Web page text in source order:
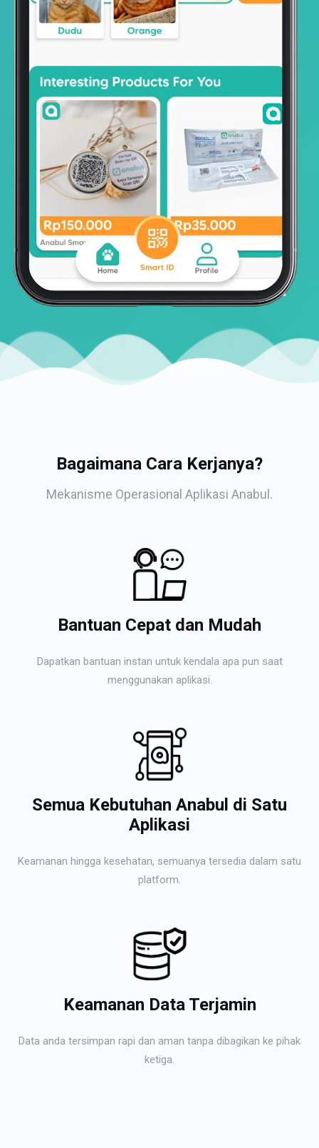
Bagaimana Cara Kerjanya?
Mekanisme Operasional Aplikasi Anabul.
Bantuan Cepat dan Mudah
Dapatkan bantuan instan untuk kendala apa pun saat
menggunakan aplikasi.
Semua Kebutuhan Anabul di Satu
Aplikasi
Keamanan hingga kesehatan, semuanya tersedia dalam satu
platform.
Keamanan Data Terjamin
Data anda tersimpan rapi dan aman tanpa dibagikan ke pihak
ketiga.